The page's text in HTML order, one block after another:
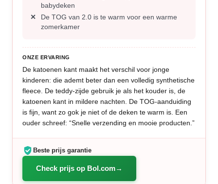
babydeken
De TOG van 2.0 is te warm voor een warme
zomerkamer
ONZE ERVARING
De katoenen kant maakt het verschil voor jonge
kinderen: die ademt beter dan een volledig synthetische
fleece. De teddy-zijde gebruik je als het kouder is, de
katoenen kant in mildere nachten. De TOG-aanduiding
is fijn, want zo gok je niet of de deken te warm is. Een
ouder schreef: “Snelle verzending en mooie producten.”
Beste prijs garantie
Check prijs op Bol.com